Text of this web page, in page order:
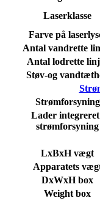
Laserklasse
Farve på
Antal vandrette
Antal lodrette
Støv-og
Strømforsyning
Lader
strømforsyning
LxBxH vægt
Apparatets
DxWxH box
Weight box